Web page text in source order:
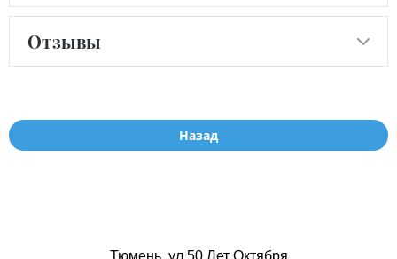
Отзывы
Назад
Тюмень, ул.50 Лет Октября